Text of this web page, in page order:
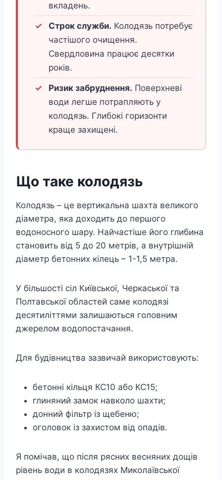
вкладень.
Строк служби. Колодязь потребує
частішого очищення.
Свердловина працює десятки
років.
Ризик забруднення. Поверхневі
води легше потрапляють у
колодязь. Глибокі горизонти
краще захищені.
Що таке колодязь
Колодязь – це вертикальна шахта великого
діаметра, яка доходить до першого
водоносного шару. Найчастіше його глибина
становить від 5 до 20 метрів, а внутрішній
діаметр бетонних кілець – 1-1,5 метра.
У більшості сіл Київської, Черкаської та
Полтавської областей саме колодязі
десятиліттями залишаються головним
джерелом водопостачання.
Для будівництва зазвичай використовують:
бетонні кільця КС10 або КС15;
глиняний замок навколо шахти;
донний фільтр із щебеню;
оголовок із захистом від опадів.
Я помічав, що після рясних весняних дощів
рівень води в колодязях Миколаївської